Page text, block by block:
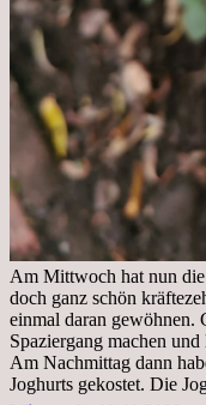
Am Mittwoch hat nun
doch ganz schön
einmal daran gewöhnen.
Spaziergang machen
Am Nachmittag dann
Joghurts gekostet. Die